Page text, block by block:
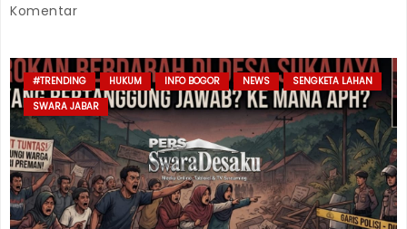
Komentar
#TRENDING HUKUM INFO BOGOR NEWS
SENGKETA LAHAN
SWARA JABAR